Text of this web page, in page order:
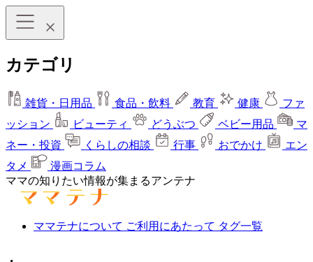
カテゴリ
雑貨・日用品 食品・飲料 教育 健康
ファ
ッション
ビューティ どうぶつ ベビー用品
マ
ネー・投資
くらしの相談 行事 おでかけ
エン
タメ
漫画コラム
ママの知りたい情報が集まるアンテナ
ママテナについて ご利用にあたって タグ一覧